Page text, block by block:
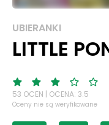
UBIERANKI
LITTLE
53 OCEN | OCENA: 3.5
Oceny nie są weryfikowane